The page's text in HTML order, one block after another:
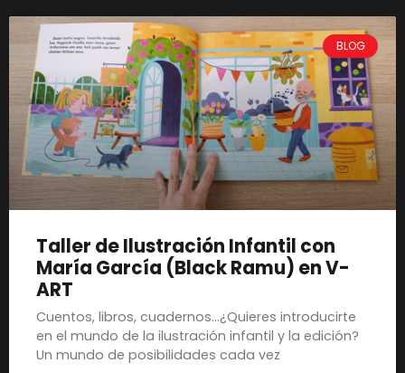
BLOG
Taller de Ilustración Infantil con
María García (Black Ramu) en V-
ART
Cuentos, libros, cuadernos…¿Quieres introducirte
en el mundo de la ilustración infantil y la edición?
Un mundo de posibilidades cada vez